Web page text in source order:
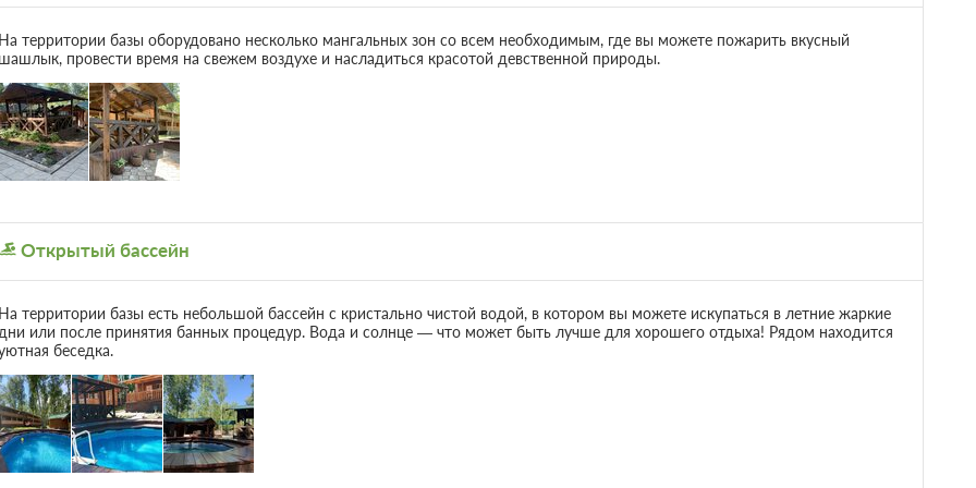
5 фото
Первый этаж в 2-х этажном корпусе из бруса.
Одна двуспальная кровать
Одна полутороспальная кровать
после подтверждения бронирования. Сумма предоплаты
Бронирование по запросу
Без питания
после 07 августа 2026 00:00 оплата не возвращается
Требуется внесение предоплаты в течение 2 часов
после подтверждения бронирования. Сумма предоплаты
составляет 500 руб.
территории базы оборудовано несколько мангальных зон со всем необходимым, где вы можете пожарить вкусный
провести время на свежем воздухе и насладиться красотой девственной природы.
Открытый бассейн
территории базы есть небольшой бассейн с кристально чистой водой, в котором вы можете искупаться в летние жаркие
или после принятия банных процедур. Вода и солнце — что может быть лучше для хорошего отдыха! Рядом находится
беседка.